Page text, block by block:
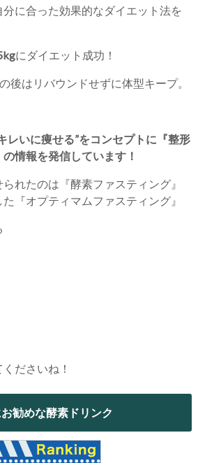
に合った効果的なダイエット法を
にダイエット成功！
後はリバウンドせずに体型キープ。
レいに痩せる”をコンセプトに『整形
情報を発信しています！
れたのは『酵素ファスティング』
『オプティマムファスティング』
ださいね！
勧めな酵素ドリンク